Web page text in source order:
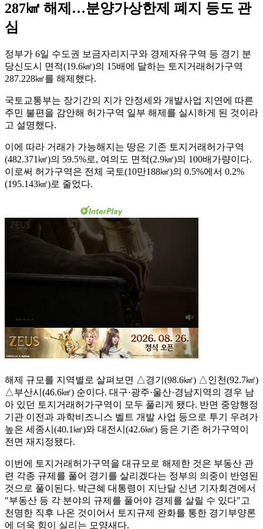
287㎢ 해제…분양가상한제 폐지 등도 관
심
정부가 6일 수도권 보금자리지구와 경제자유구역 등 경기 분
당신도시 면적(19.6㎢)의 15배에 달하는 토지거래허가구역
287.228㎢를 해제했다.
국토교통부는 장기간의 지가 안정세와 개발사업 지연에 따른
주민 불편을 감안해 허가구역 일부 해제를 실시하게 된 것이라
고 설명했다.
이에 따라 거래가 가능해지는 땅은 기존 토지거래허가구역
(482.371㎢)의 59.5%로, 여의도 면적(2.9㎢)의 100배가량이다.
이로써 허가구역은 전체 국토(10만188㎢)의 0.5%에서 0.2%
(195.143㎢)로 줄었다.
해제 규모를 지역별로 살펴보면 △경기(98.6㎢) △인천(92.7㎢)
△부산시(46.6㎢) 순이다. 대구·광주·울산·경남지역의 경우 남
아 있던 토지거래허가구역이 모두 풀리게 됐다. 반면 중앙행정
기관 이전과 과학비즈니스 벨트 개발 사업 등으로 투기 우려가
높은 세종시(40.1㎢)와 대전시(42.6㎢) 등은 기존 허가구역이
전면 재지정됐다.
이번에 토지거래허가구역을 대규모로 해제한 것은 부동산 관
련 각종 규제를 풀어 경기를 살리겠다는 정부의 의중이 반영된
것으로 풀이된다. 박근혜 대통령이 지난달 신년 기자회견에서
"부동산 등 각 분야의 규제를 풀어야 경제를 살릴 수 있다"고
천명한 직후 나온 것이어서 토지규제 완화를 통한 경기부양론
에 더욱 힘이 실리는 모양새다.